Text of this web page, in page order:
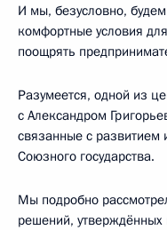
И мы, безусловно,
комфортные условия
поощрять
Разумеется, одной из
с Александром
связанные с развитием
Союзного государства.
Мы подробно
решений,